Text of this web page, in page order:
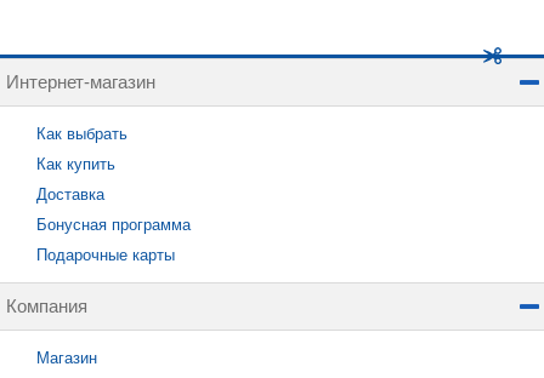
Интернет-магазин
Как выбрать
Как купить
Доставка
Бонусная программа
Подарочные карты
Компания
Магазин